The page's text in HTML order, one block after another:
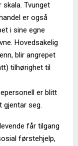
Tvunget
er også
i sine egne
Hovedsakelig
blir angrepet
tilhørighet til
er blitt
seg.
får tilgang
førstehjelp,